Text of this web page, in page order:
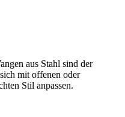
aus Stahl sind der
mit offenen oder
Stil anpassen.